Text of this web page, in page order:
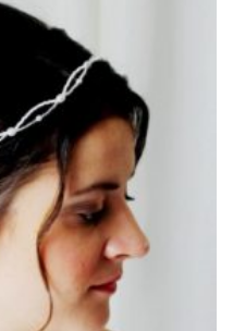
CHOISIES
SUR
LA
PAGE
DU
PRODUIT